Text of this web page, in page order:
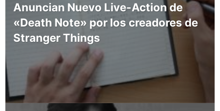
Anuncian Nuevo Live-Action de
«Death Note» por los creadores de
Stranger Things